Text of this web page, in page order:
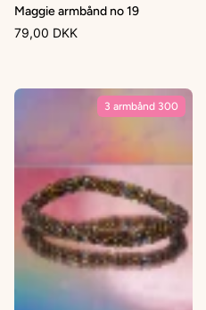
Maggie armbånd no 19
79,00 DKK
3 armbånd 300